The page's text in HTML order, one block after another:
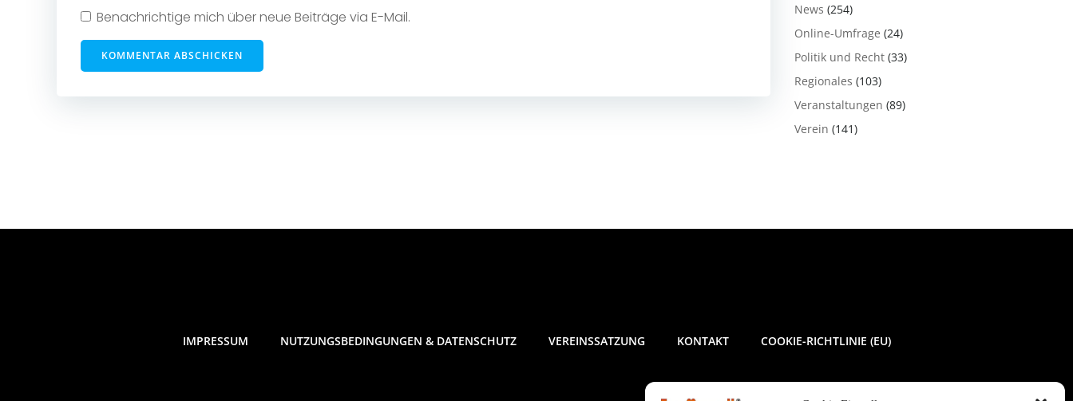
Benachrichtige mich über neue Beiträge via E-Mail.
News (254)
Online-Umfrage (24)
Politik und Recht (33)
Regionales (103)
Veranstaltungen (89)
Verein (141)
IMPRESSUM NUTZUNGSBEDINGUNGEN & DATENSCHUTZ VEREINSSATZUNG KONTAKT COOKIE-RICHTLINIE (EU)